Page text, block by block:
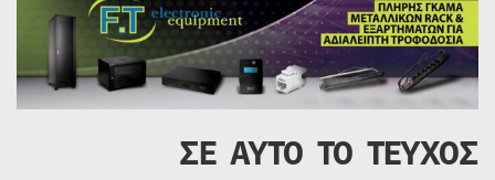
ΣΕ ΑΥΤΟ ΤΟ ΤΕΥΧΟΣ